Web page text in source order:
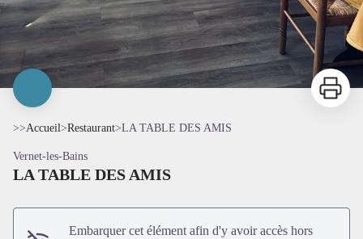
Imprimer
>>Accueil>Restaurant>LA TABLE DES AMIS
Vernet-les-Bains
LA TABLE DES AMIS
Embarquer cet élément afin d'y avoir accès hors